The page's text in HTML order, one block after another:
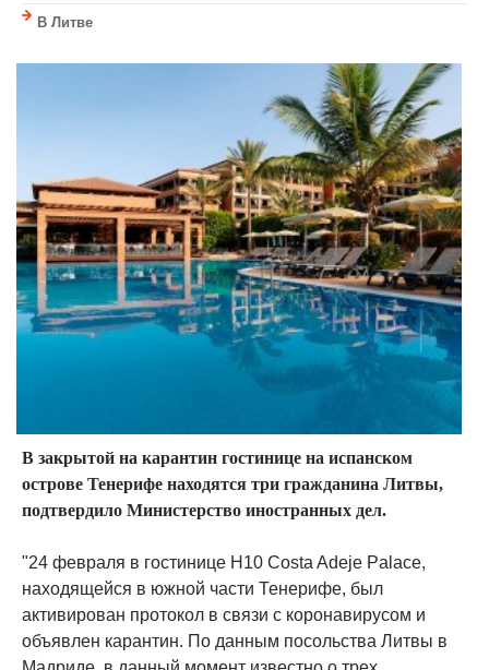
В Литве
В закрытой на карантин гостинице на испанском
острове Тенерифе находятся три гражданина Литвы,
подтвердило Министерство иностранных дел.
"24 февраля в гостинице H10 Costa Adeje Palace,
находящейся в южной части Тенерифе, был
активирован протокол в связи с коронавирусом и
объявлен карантин. По данным посольства Литвы в